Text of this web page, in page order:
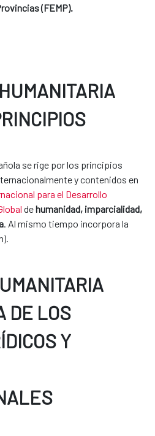
(FEMP).
se rige por los principios
y contenidos en
para el Desarrollo
dehumanidad, imparcialidad,
. Al mismo tiempo incorpora la
DE LOS
Y